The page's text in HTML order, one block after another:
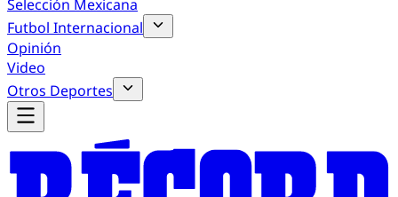
Selección Mexicana
Futbol Internacional
Opinión
Video
Otros Deportes